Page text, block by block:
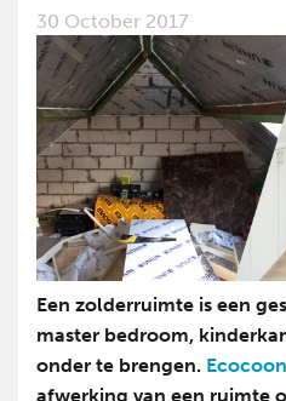
30 October 2017
Een zolderruimte is een
master bedroom,
onder te brengen. Ecocoon
afwerking van een ruimte